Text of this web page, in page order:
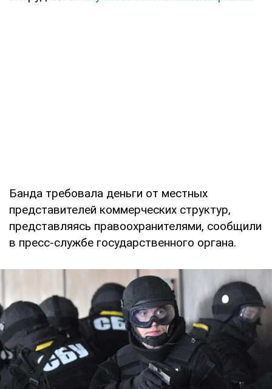
Банда требовала деньги от местных
представителей коммерческих структур,
представляясь правоохранителями, сообщили
в пресс-службе государственного органа.